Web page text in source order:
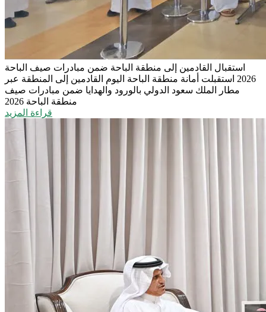
استقبال القادمين إلى منطقة الباحة ضمن مبادرات صيف الباحة
2026 استقبلت أمانة منطقة الباحة اليوم القادمين إلى المنطقة عبر
مطار الملك سعود الدولي بالورود والهدايا ضمن مبادرات صيف
منطقة الباحة 2026
قراءة المزيد